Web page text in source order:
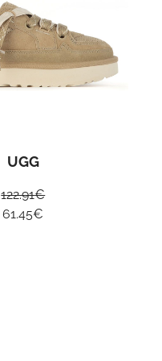
UGG
122.91€
61.45€